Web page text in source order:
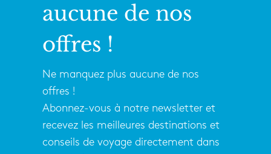
aucune de nos
offres !
Ne manquez plus aucune de nos
offres !
Abonnez-vous à notre newsletter et
recevez les meilleures destinations et
conseils de voyage directement dans